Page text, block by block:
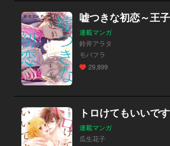
連載マンガ
鈴井アラタ
モバフラ
29,899
トロけてもいいで
連載マンガ
瓜生花子